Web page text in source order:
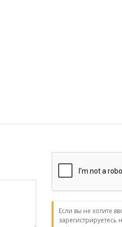
Если вы не хотите
зарегистрируетесь